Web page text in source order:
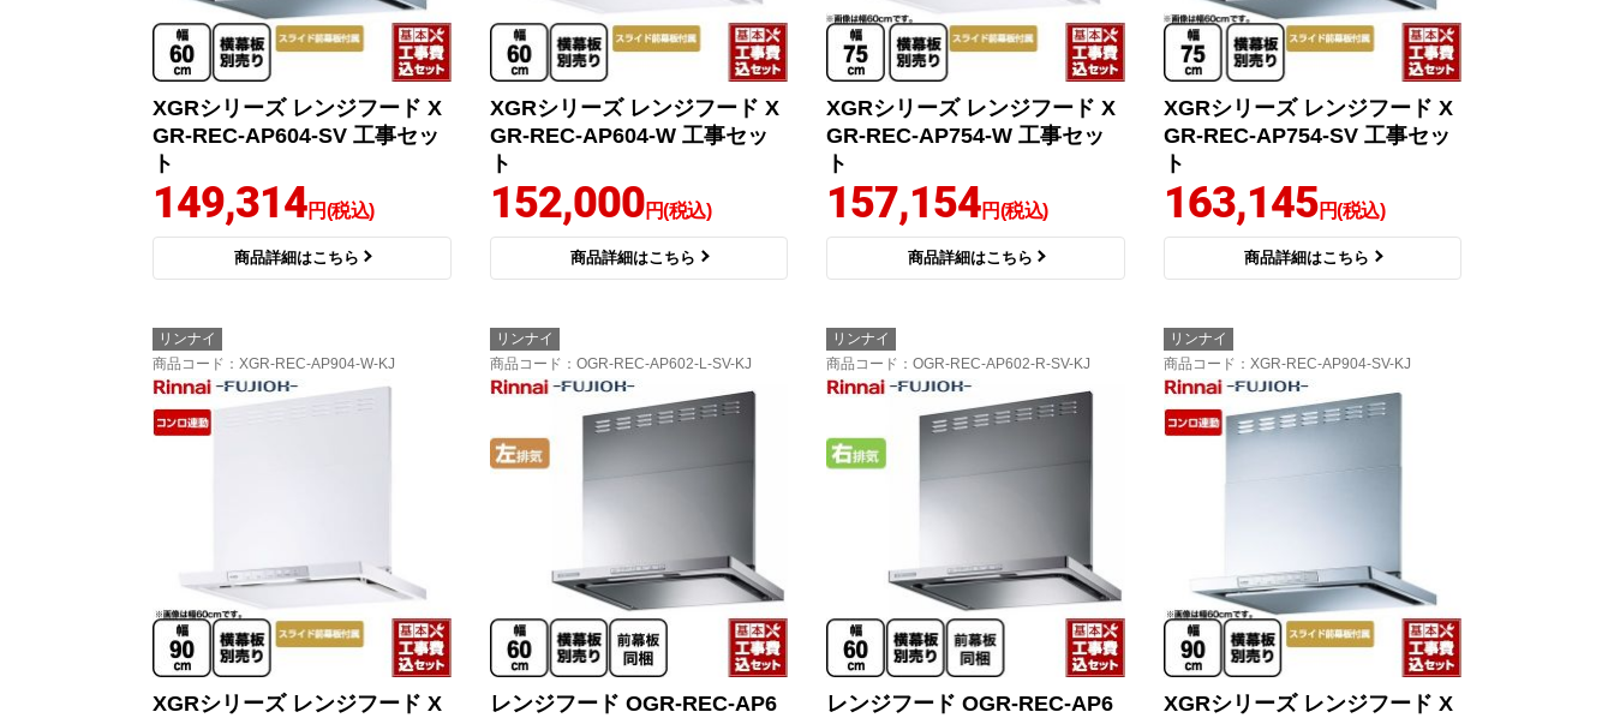
XGRシリーズ レンジフード X
GR-REC-AP604-SV 工事セッ
ト
149,314円(税込)
商品詳細はこちら
XGRシリーズ レンジフード X
GR-REC-AP604-W 工事セッ
ト
152,000円(税込)
商品詳細はこちら
XGRシリーズ レンジフード X
GR-REC-AP754-W 工事セッ
ト
157,154円(税込)
商品詳細はこちら
XGRシリーズ レンジフード X
GR-REC-AP754-SV 工事セッ
ト
163,145円(税込)
商品詳細はこちら
リンナイ
商品コード ：XGR-REC-AP904-W-KJ
XGRシリーズ レンジフード X
リンナイ
商品コード ：OGR-REC-AP602-L-SV-KJ
レンジフード OGR-REC-AP6
リンナイ
商品コード ：OGR-REC-AP602-R-SV-KJ
レンジフード OGR-REC-AP6
リンナイ
商品コード ：XGR-REC-AP904-SV-KJ
XGRシリーズ レンジフード X